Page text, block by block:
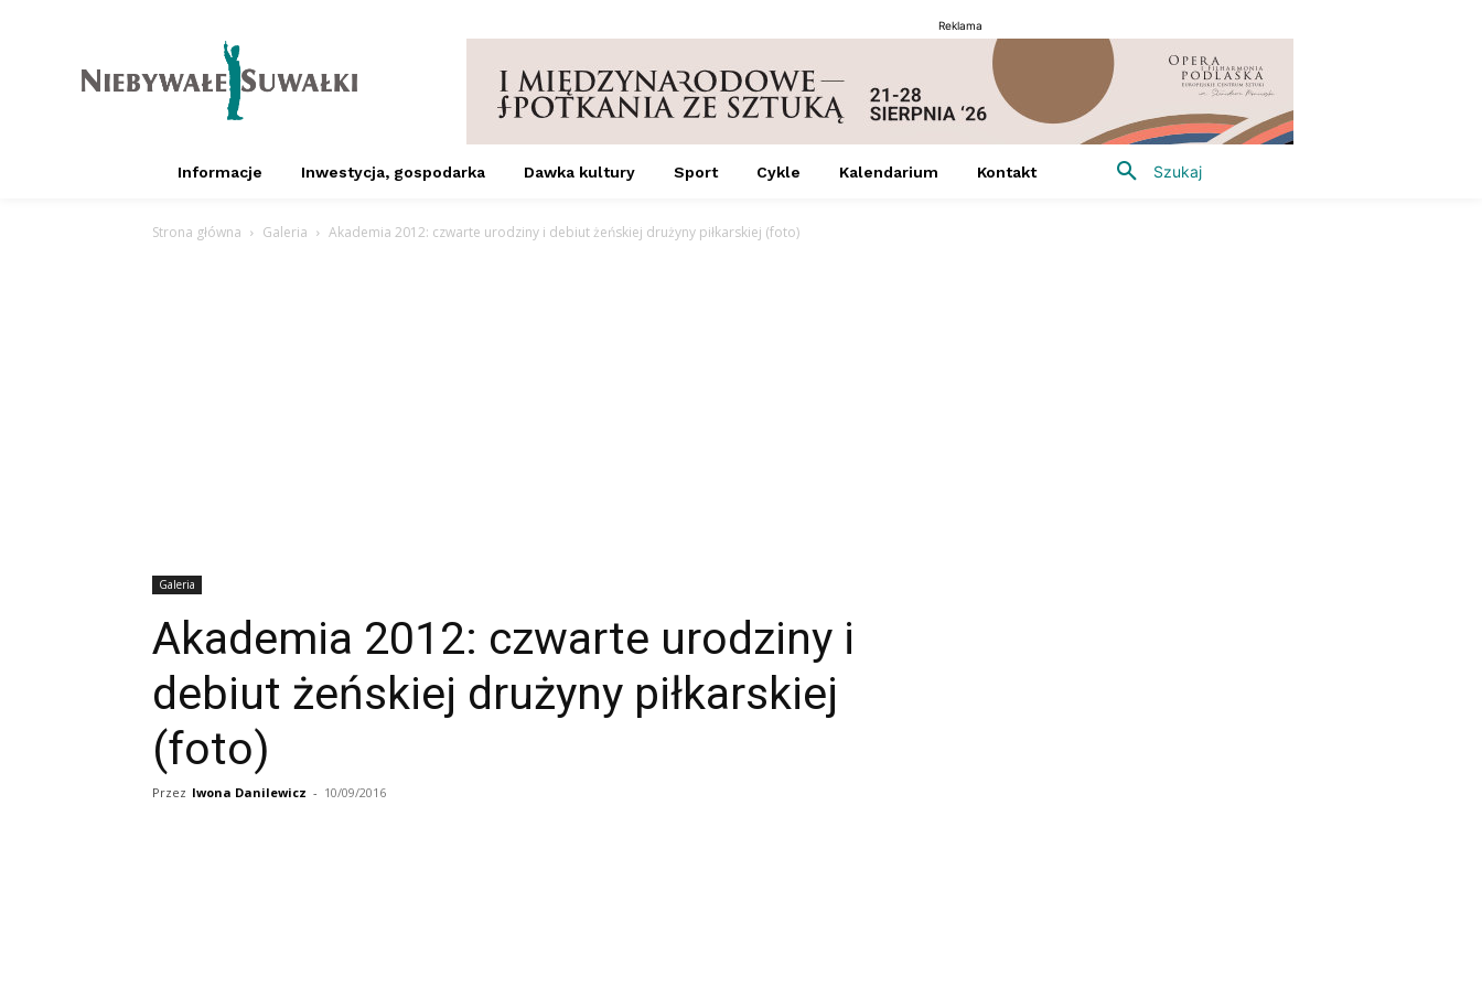
Reklama
Informacje Inwestycja, gospodarka Dawka kultury Sport Cykle Kalendarium Kontakt Szukaj
Strona główna Galeria Akademia 2012: czwarte urodziny i debiut żeńskiej drużyny piłkarskiej (foto)
Galeria
Akademia 2012: czwarte urodziny i
debiut żeńskiej drużyny piłkarskiej
(foto)
Przez Iwona Danilewicz - 10/09/2016